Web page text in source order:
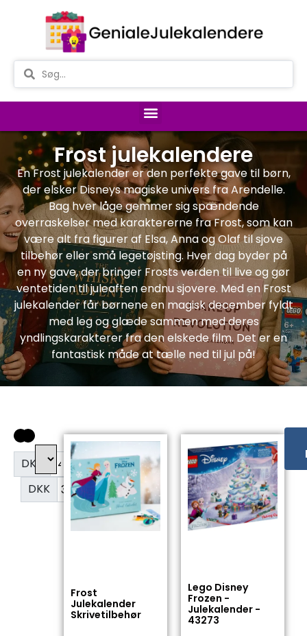
Frost julekalendere
En Frost julekalender er den perfekte gave til børn,
der elsker Disneys magiske univers fra Arendelle.
Bag hver låge gemmer sig spændende
overraskelser med karaktererne fra Frost, som kan
være alt fra figurer af Elsa, Anna og Olaf til sjove
tilbehør eller små legetøjsting. Hver dag byder på
en ny gave, der bringer Frosts verden til live og gør
ventetiden til juleaften endnu sjovere. Med en Frost
julekalender får børnene en magisk december fyldt
med leg og glæde sammen med deres
yndlingskarakterer fra den elskede film. Det er en
fantastisk måde at tælle ned til jul på!
DKK
DKK
Frost
Julekalender
Skrivetilbehør
Lego Disney
Frozen -
Julekalender -
43273